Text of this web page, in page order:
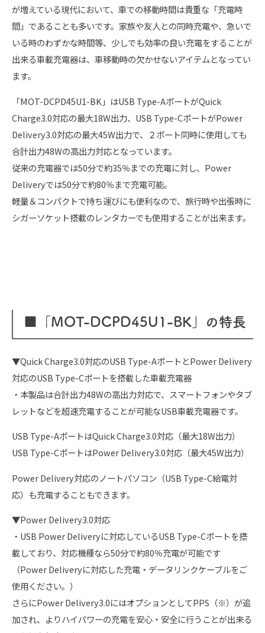
が増えている現代において、車での移動時間は貴重な「充電時
間」であることも多いです。家族や友人との同時充電や、急いで
いる時のわずかな時間等、少しでも効率の良い充電をすることが
出来る車載充電器は、車移動時の欠かせないアイテムとなってい
ます。
「MOT-DCPD45U1-BK」はUSB Type-AポートがQuick
Charge3.0対応の最大18W出力、USB Type-CポートがPower
Delivery3.0対応の最大45W出力で、２ポート同時に使用しても
合計出力48Wの高出力対応となっています。
従来の充電器では50分で約35％までの充電に対し、Power
Deliveryでは50分で約80％まで充電可能。
軽量＆コンパクトで持ち運びにも便利なので、旅行時や出張時に
シガーソケット搭載のレンタカーでも使用することが出来ます。
■「MOT-DCPD45U1-BK」の特長
▼Quick Charge3.0対応のUSB Type-AポートとPower Delivery
対応のUSB Type-Cポートを搭載した車載充電器
・本製品は合計出力48Wの高出力対応で、スマートフォンやタブ
レットなどを超速充電することが可能なUSB車載充電器です。
USB Type-AポートはQuick Charge3.0対応（最大18W出力）
USB Type-CポートはPower Delivery3.0対応（最大45W出力）
Power Delivery対応のノートパソコン（USB Type-C給電対
応）も充電することもできます。
▼Power Delivery3.0対応
・USB Power Deliveryに対応しているUSB Type-Cポートを搭
載しており、対応機種なら50分で約80％充電が可能です
（Power Deliveryに対応した充電・データリンクケーブルをご
使用ください。）
さらにPower Delivery3.0にはオプションとしてPPS（※）が追
加され、よりハイパワーの充電を安心・安全に行うことが出来る